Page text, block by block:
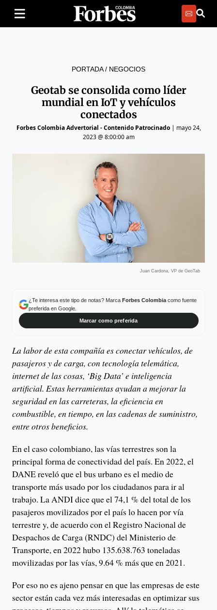
PORTADA/ NEGOCIOS
Geotab se consolida como líder
mundial en IoT y vehículos
conectados
Forbes Colombia Advertorial - Contenido Patrocinado| mayo 24,
2023 @ 8:00:00 am
Juan Cardona, VP de GeoTab
¿Te interesa este tipo de notas? Marca Forbes Colombiacomo fuente
preferida en Google.
Marcar como preferida
La labor de esta compañía es conectar vehículos, de
pasajeros y de carga, con tecnología telemática,
internet de las cosas, ‘Big Data’ e inteligencia
artificial. Estas herramientas ayudan a mejorar la
seguridad en las carreteras, la eficiencia en
combustible, en tiempo, en las cadenas de suministro,
entre otros beneficios.
En el caso colombiano, las vías terrestres son la
principal forma de conectividad del país. En 2022, el
DANE reveló que el bus urbano es el medio de
transporte más usado por los ciudadanos para ir al
trabajo. La ANDI dice que el 74,1 % del total de los
pasajeros movilizados por el país lo hacen por vía
terrestre y, de acuerdo con el Registro Nacional de
Despachos de Carga (RNDC) del Ministerio de
Transporte, en 2022 hubo 135.638.763 toneladas
movilizadas por las vías, 9.64 % más que en 2021.
Por eso no es ajeno pensar en que las empresas de este
sector están cada vez más interesadas en optimizar sus